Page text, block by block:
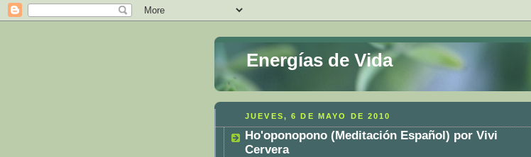
Energías de Vida
JUEVES, 6 DE MAYO DE 2010
Ho'oponopono (Meditación Español) por Vivi
Cervera